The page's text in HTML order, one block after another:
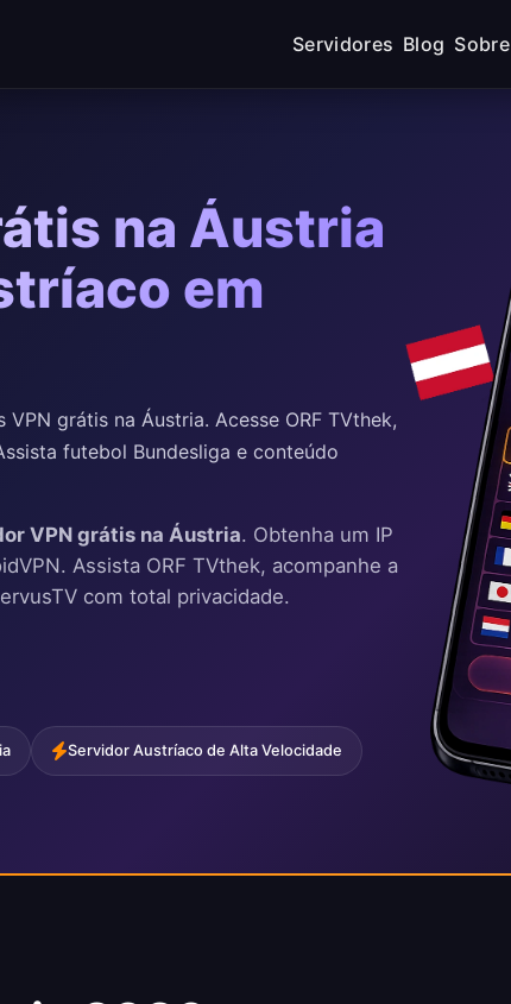
Servidores Blog Sobre
na Áustria
em
grátis na Áustria. Acesse ORF TVthek,
futebol Bundesliga e conteúdo
VPN grátis na Áustria. Obtenha um IP
Assista ORF TVthek, acompanhe a
com total privacidade.
Servidor Austríaco de Alta Velocidade